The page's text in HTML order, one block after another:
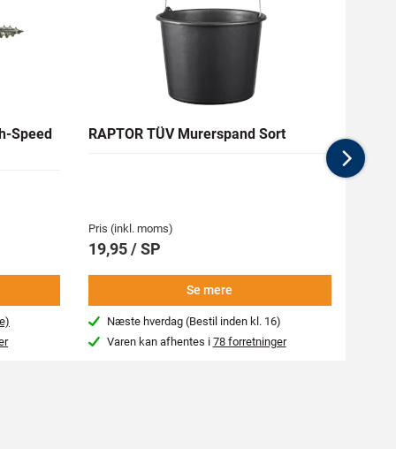
Speed
RAPTOR TÜV Murerspand Sort
Pris (inkl. moms)
19,95 / SP
Se mere
Næste hverdag (Bestil inden kl. 16)
Varen kan afhentes i 78 forretninger